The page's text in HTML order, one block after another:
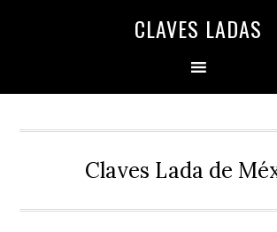
CLAVES LADAS
Claves Lada de